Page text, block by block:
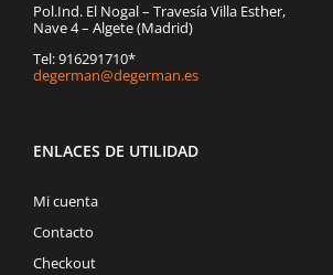
Pol.Ind. El Nogal – Travesía Villa Esther,
Nave 4 – Algete (Madrid)
Tel: 916291710*
degerman@degerman.es
ENLACES DE UTILIDAD
Mi cuenta
Contacto
Checkout